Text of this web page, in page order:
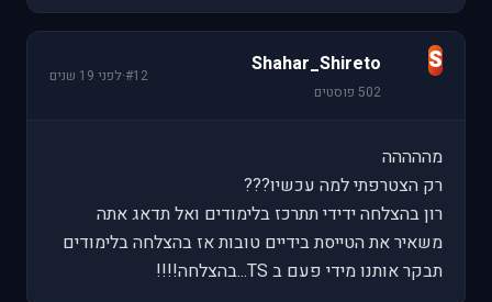
S
Shahar_Shireto
502 פוסטים
#12
·לפני 19 שנים
מההההה
רק הצטרפתי למה עכשיו???
רון בהצלחה ידידי תתרכז בלימודים ואל תדאג אתה
משאיר את הטייסת בידיים טובות אז בהצלחה בלימודים
תבקר אותנו מידי פעם ב TS...בהצלחה!!!!